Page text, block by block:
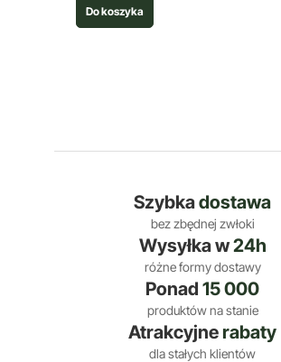
Do koszyka
Szybkadostawa
bez zbędnej zwłoki
Wysyłka w24h
różne formy dostawy
Ponad 15 000
produktów na stanie
Atrakcyjnerabaty
dla stałych klientów